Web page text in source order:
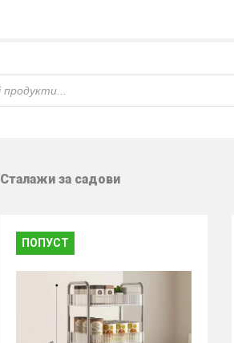
Сталажи за садови
ПОПУСТ